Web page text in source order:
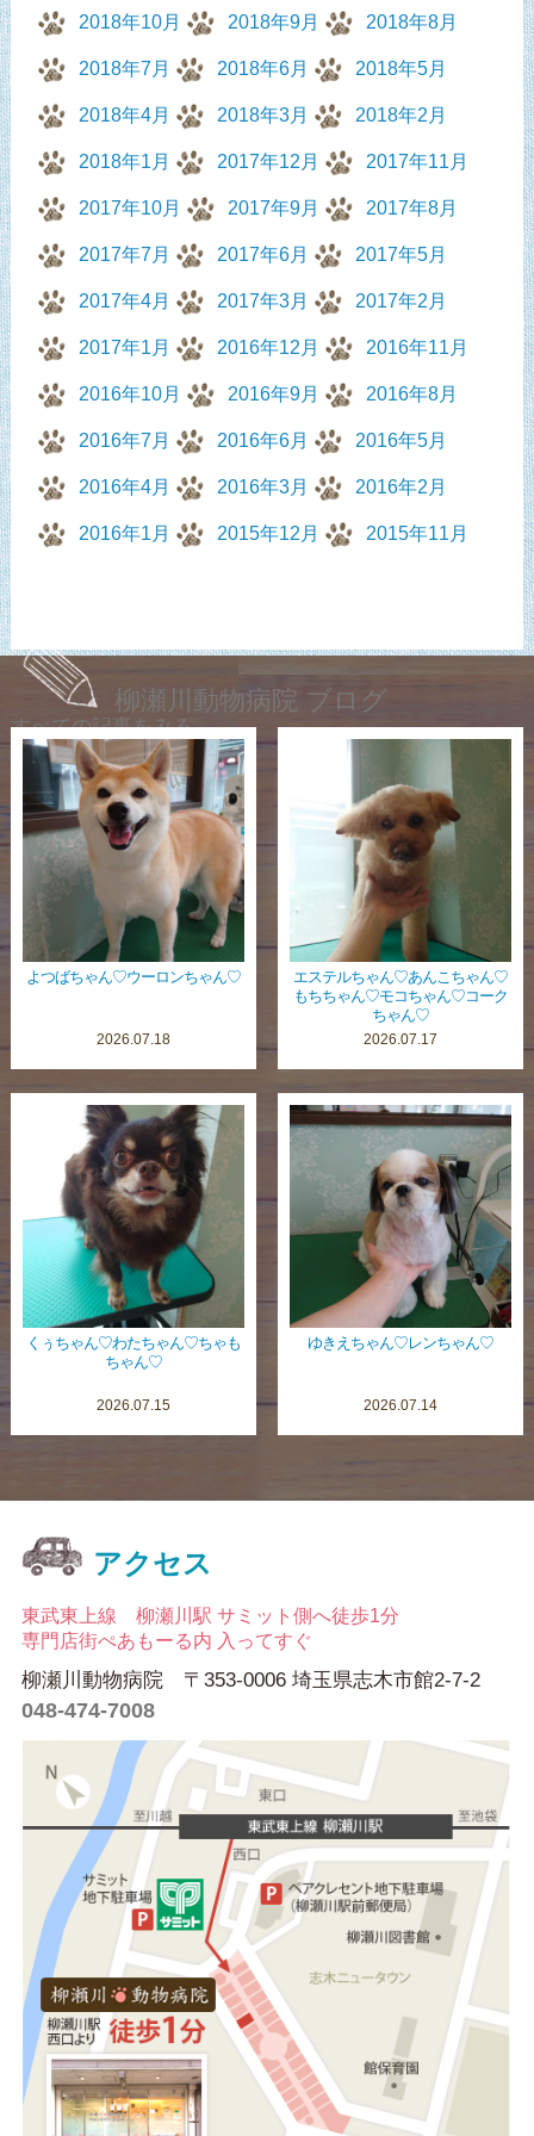
2018年10月 2018年9月 2018年8月
2018年7月 2018年6月 2018年5月
2018年4月 2018年3月 2018年2月
2018年1月 2017年12月 2017年11月
2017年10月 2017年9月 2017年8月
2017年7月 2017年6月 2017年5月
2017年4月 2017年3月 2017年2月
2017年1月 2016年12月 2016年11月
2016年10月 2016年9月 2016年8月
2016年7月 2016年6月 2016年5月
2016年4月 2016年3月 2016年2月
2016年1月 2015年12月 2015年11月
柳瀬川動物病院 ブログ
すべての記事をみる
よつばちゃん♡ウーロンちゃん♡
2026.07.18
エステルちゃん♡あんこちゃん♡
もちちゃん♡モコちゃん♡コーク
ちゃん♡
2026.07.17
くぅちゃん♡わたちゃん♡ちゃも
ちゃん♡
2026.07.15
ゆきえちゃん♡レンちゃん♡
2026.07.14
アクセス
東武東上線 柳瀬川駅 サミット側へ徒歩1分
専門店街ぺあもーる内 入ってすぐ
柳瀬川動物病院 〒353-0006 埼玉県志木市館2-7-2
048-474-7008